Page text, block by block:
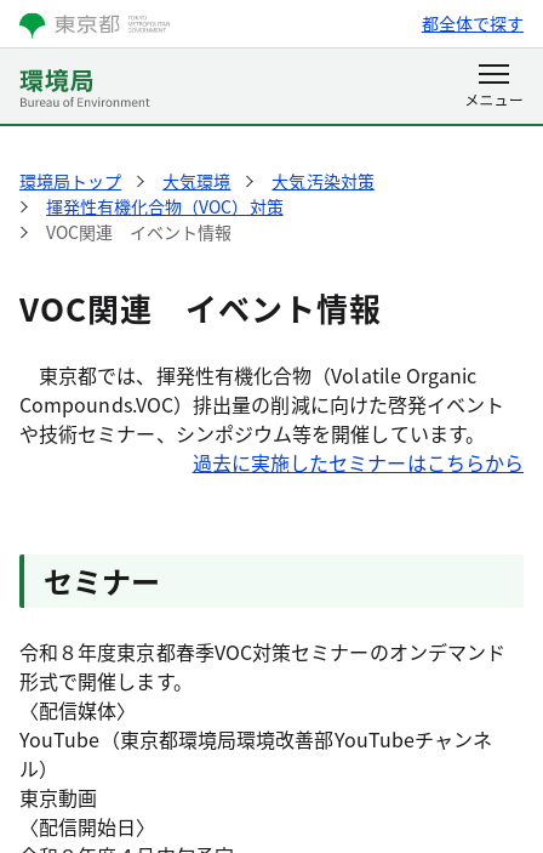
都全体で探す
環境局トップ 大気環境
大気汚染対策
揮発性有機化合物（VOC）対策
VOC関連 イベント情報
VOC関連 イベント情報
東京都では、揮発性有機化合物（Volatile Organic
Compounds.VOC）排出量の削減に向けた啓発イベント
や技術セミナー、シンポジウム等を開催しています。
過去に実施したセミナーはこちらから
セミナー
令和８年度東京都春季VOC対策セミナーのオンデマンド
形式で開催します。
〈配信媒体〉
YouTube（東京都環境局環境改善部YouTubeチャンネ
ル）
東京動画
〈配信開始日〉